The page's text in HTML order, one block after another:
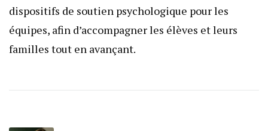
dispositifs de soutien psychologique pour les
équipes, afin d’accompagner les élèves et leurs
familles tout en avançant.